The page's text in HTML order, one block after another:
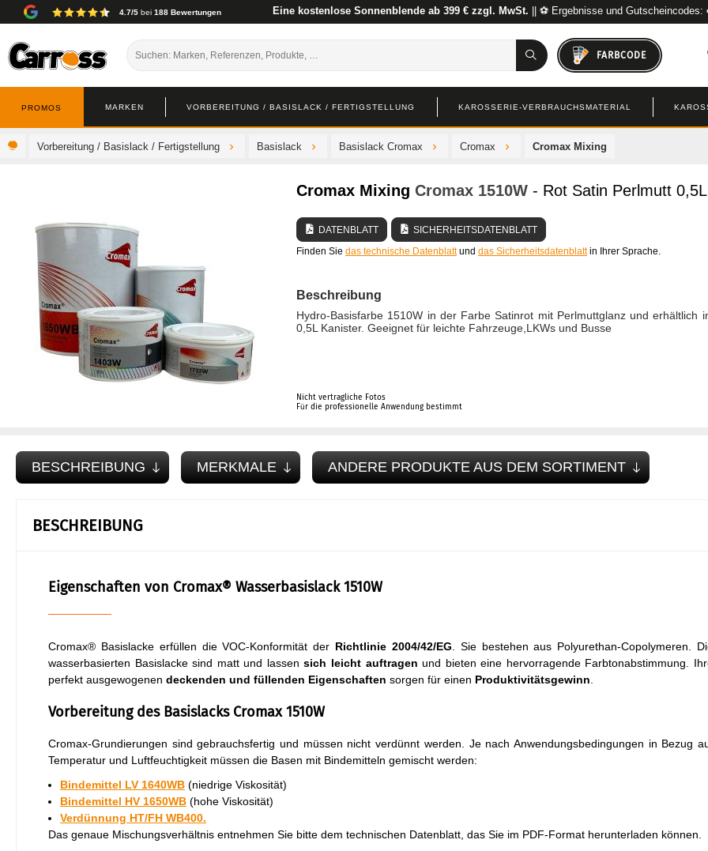
4.7/5 bei 188 Bewertungen Eine kostenlose Sonnenblende ab 399 € zzgl. MwSt. || ⚽ Ergebnisse und
FARBCODE
VORBEREITUNG / BASISLACK / FERTIGSTELLUNG KAROSSERIE-VERBRAUCHSMATERIAL
MARKEN
PROMOS
Vorbereitung / Basislack / Fertigstellung Basislack Basislack Cromax Cromax Cromax Mixing
Cromax Mixing Cromax 1510W - Rot Satin Perlmutt 0,5L
DATENBLATT
SICHERHEITSDATENBLATT
Finden Sie das technische Datenblattund das Sicherheitsdatenblattin Ihrer Sprache.
Beschreibung
Hydro-Basisfarbe 1510W in der Farbe Satinrot mit Perlmuttglanz und erhältlich
0,5L Kanister. Geeignet für leichte Fahrzeuge,LKWs und Busse
Nicht vertragliche Fotos
Für die professionelle Anwendung bestimmt
BESCHREIBUNG MERKMALE ANDERE PRODUKTE AUS DEM SORTIMENT
BESCHREIBUNG
Eigenschaften von Cromax® Wasserbasislack 1510W
Cromax® Basislacke erfüllen die VOC-Konformität der Richtlinie 2004/42/EG . Sie bestehen aus Polyurethan-Copolymeren.
wasserbasierten Basislacke sind matt und lassensich leicht auftragen und bieten eine hervorragende Farbtonabstimmung.
perfekt ausgewogenen deckenden und füllenden Eigenschaften sorgen für einen Produktivitätsgewinn
Vorbereitung des Basislacks Cromax 1510W
Cromax-Grundierungen sind gebrauchsfertig und müssen nicht verdünnt werden. Je nach Anwendungsbedingungen in Bezug
Temperatur und Luftfeuchtigkeit müssen die Basen mit Bindemitteln gemischt werden:
Bindemittel LV 1640WB (niedrige Viskosität)
Bindemittel HV 1650WB (hohe Viskosität)
Verdünnung HT/FH WB400.
Das genaue Mischungsverhältnis entnehmen Sie bitte dem technischen Datenblatt, das Sie im PDF-Format herunterladen können.